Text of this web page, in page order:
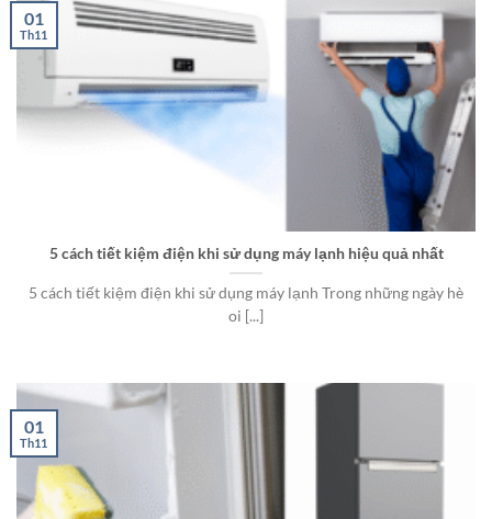
5 cách tiết kiệm điện khi sử dụng máy lạnh hiệu quả nhất
5 cách tiết kiệm điện khi sử dụng máy lạnh Trong những ngày hè
oi [...]
01
Th11
01
Th11